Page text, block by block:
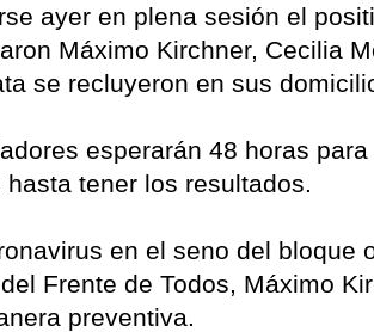
ayer en plena sesión el
Máximo Kirchner, Cecilia
se recluyeron en sus
esperarán 48 horas
tener los resultados.
en el seno del bloque
Frente de Todos, Máximo
preventiva.